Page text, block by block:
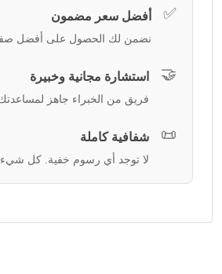
✅ أفضل سعر مضمون
نضمن لك الحصول على أفضل
🤝 استشارة مجانية وخبيرة
فريق من الخبراء جاهز
📜 شفافية كاملة
لا توجد أي رسوم خفية. كل شيء